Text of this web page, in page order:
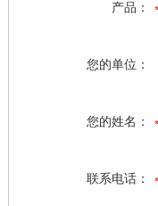
产品：
您的单位：
您的姓名：
联系电话：